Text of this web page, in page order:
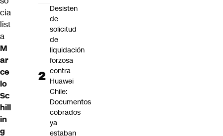
cia
list
a
M
ar
ce
lo
Sc
hill
in
g
Desisten
de
solicitud
de
liquidación
forzosa
contra
Huawei
Chile:
Documentos
cobrados
ya
estaban